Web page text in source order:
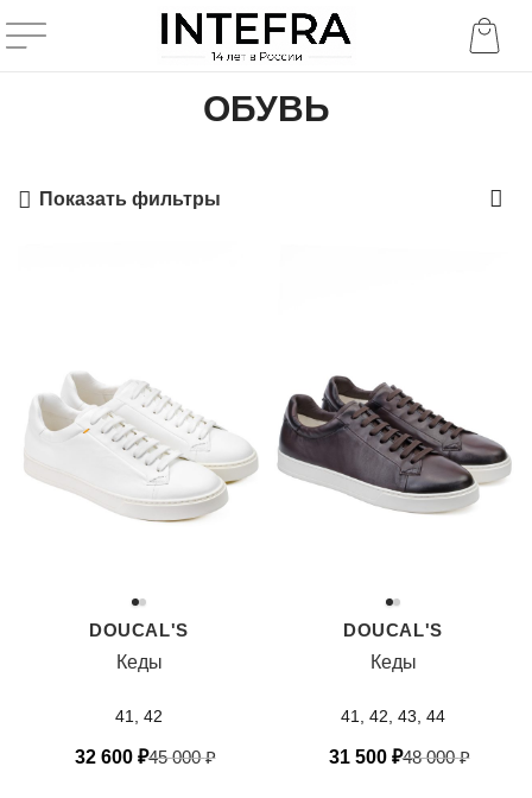
ОБУВЬ
Показать фильтры
DOUCAL'S
Кеды
41, 42
32 600 ₽45 000₽
DOUCAL'S
Кеды
41, 42, 43, 44
31 500 ₽48 000₽